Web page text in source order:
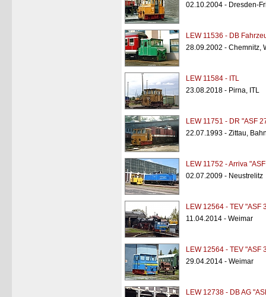
02.10.2004 - Dresden-
LEW 11536 - DB
28.09.2002 - Chemnitz,
LEW 11584 - ITL
23.08.2018 - Pirna, ITL
LEW 11751 - DR "ASF
22.07.1993 - Zittau,
LEW 11752 - Arriva
02.07.2009 - Neustrelitz
LEW 12564 - TEV "ASF
11.04.2014 - Weimar
LEW 12564 - TEV "ASF
29.04.2014 - Weimar
LEW 12738 - DB AG